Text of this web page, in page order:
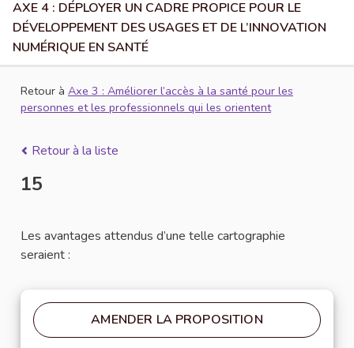
AXE 4 : DÉPLOYER UN CADRE PROPICE POUR LE
DÉVELOPPEMENT DES USAGES ET DE L’INNOVATION
NUMÉRIQUE EN SANTÉ
Retour à Axe 3 : Améliorer l’accès à la santé pour les
personnes et les professionnels qui les orientent
Retour à la liste
15
Les avantages attendus d’une telle cartographie
seraient :
AMENDER LA PROPOSITION